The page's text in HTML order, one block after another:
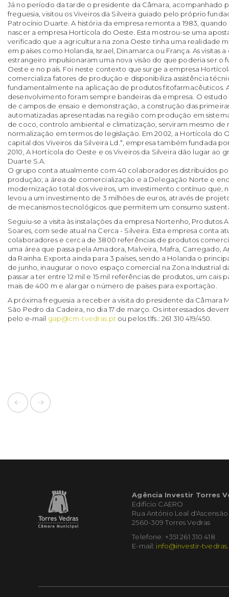
Já no período da tarde o presidente da Câmara, acompanhado
freguesia, visitou os Viveiros da Silveira guiado pelo próprio
Patrocínio Duarte. A história da empresa remonta a 1983,
nascer a empresa Hortícola do Oeste. Esta mostrou-se uma
verificado que a agricultura na zona Oeste tinha uma realidade
em países como Holanda, Israel, Dinamarca ou França. As visitas
estrangeiro impulsionaram uma nova visão do que poderia ser o
Oeste e no país. Foi neste contexto que surge a empresa
comercializa fatores de produção e disponibiliza assistência
fundamentalmente na aplicação de produtos fitofarmacêuticos.
desenvolvimento foram sempre bandeiras da empresa. O estudo
de campos de ensaio e demonstração, a construção das
automatizadas apresentadas na região com produção em
de coco, controlo ambiental e climatização, serviram mesmo de
normalização em termos de legislação. Em 2002, a Hortícola do
capital dos Viveiros da Silveira Ld.ª, empresa também fundada
2010, A Hortícola do Oeste e os Viveiros da Silveira dão lugar ao
Duarte S.A.
O grupo conta atualmente com 40 colaboradores distribuídos
produção; a área de comercialização e a Delegação Norte e
modernização total dos viveiros, um investimento contínuo que,
levou a um investimento de 3 milhões de euros, através de
de mecanismos tecnológicos que permitem um consumo
Seguiu-se a visita às instalações da empresa Nortenho, Produtos
Soares, com sede atual na Cerca - Silveira. Esta empresa conta
colaboradores e cerca de 3800 referências de produtos
uma área que passa pela Amadora, Malveira, Mafra, Carregado,
da Rainha. Exporta ainda para 3 países, sendo a Holanda o
de junho, inaugurar o novo espaço comercial na Zona Industrial
passar a ter entre 12 mil e 15 mil referências de produtos, um cais
mais de 400 m e alargar o número de países para exportação.
A próxima freguesia a receber a visita do presidente da Câmara
São Pedro da Cadeira, no dia 17 de março. Os interessados
pelo e-mail gap@cm-tvedras.pt ou pelos tlfs.: 261 310 419/450.
Agência Investir Torres
Edifício CAERO
Rua António Leal d'Ascensão
2560-309 Torres Vedras
Telefone: +351 261 310 418
E-mail: info@investir-